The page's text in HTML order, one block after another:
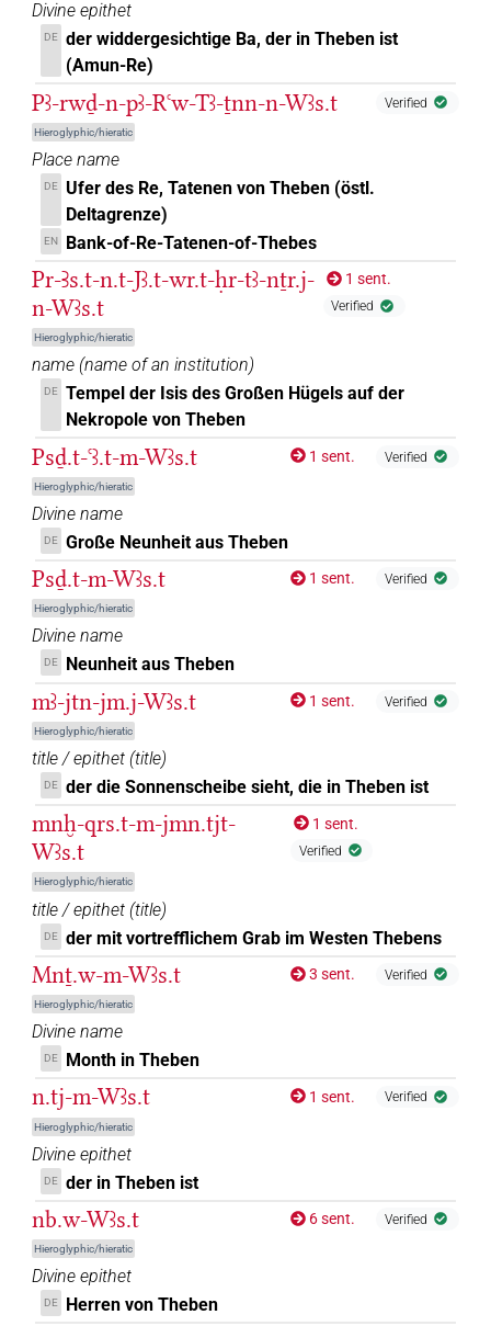
Divine epithet
DE der widdergesichtige Ba, der in Theben ist
(Amun-Re)
Pꜣ-rwḏ-n-pꜣ-Rꜥw-Tꜣ-ṯnn-n-Wꜣs.t
Hieroglyphic/hieratic
Verified
Place name
DE
Ufer des Re, Tatenen von Theben (östl.
Deltagrenze)
EN Bank-of-Re-Tatenen-of-Thebes
Pr-Ꜣs.t-n.t-Jꜣ.t-wr.t-ḥr-tꜣ-nṯr.j-
n-Wꜣs.t
Hieroglyphic/hieratic
1 sent.
Verified
name (name of an institution)
DE Tempel der Isis des Großen Hügels auf der
Nekropole von Theben
Psḏ.t-ꜥꜣ.t-m-Wꜣs.t
Hieroglyphic/hieratic
1 sent. Verified
Divine name
DE Große Neunheit aus Theben
Psḏ.t-m-Wꜣs.t
Hieroglyphic/hieratic
1 sent. Verified
Divine name
DE Neunheit aus Theben
mꜣ-jtn-jm.j-Wꜣs.t
Hieroglyphic/hieratic
1 sent. Verified
title / epithet (title)
DE der die Sonnenscheibe sieht, die in Theben ist
mnḫ-qrs.t-m-jmn.tjt-
Wꜣs.t
Hieroglyphic/hieratic
1 sent.
Verified
title / epithet (title)
DE der mit vortrefflichem Grab im Westen Thebens
Mnṯ.w-m-Wꜣs.t
Hieroglyphic/hieratic
3 sent. Verified
Divine name
DE Month in Theben
n.tj-m-Wꜣs.t
Hieroglyphic/hieratic
1 sent. Verified
Divine epithet
DE der in Theben ist
nb.w-Wꜣs.t
Hieroglyphic/hieratic
6 sent. Verified
Divine epithet
DE Herren von Theben